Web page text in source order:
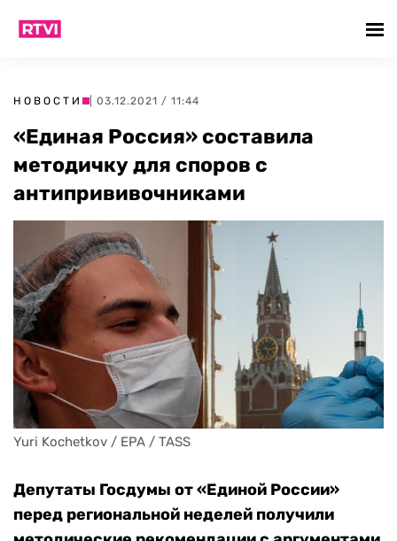
НОВОСТИ | 03.12.2021 / 11:44
«Единая Россия» составила
методичку для споров с
антипрививочниками
Yuri Kochetkov / EPA / TASS
Депутаты Госдумы от «Единой России»
перед региональной неделей получили